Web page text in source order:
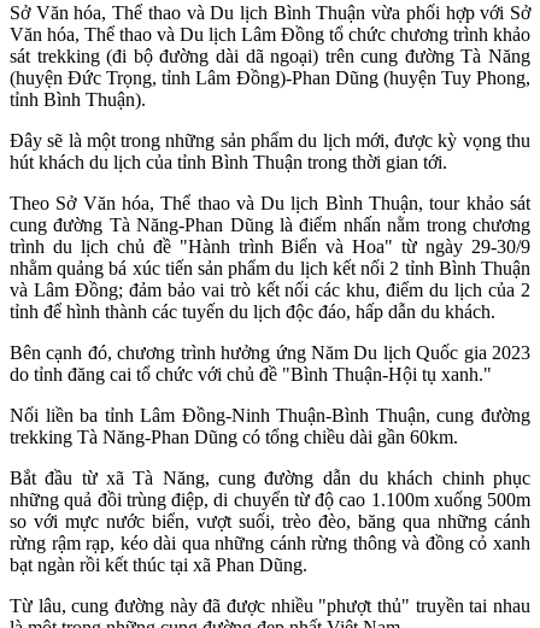
Sở Văn hóa, Thể thao và Du lịch Bình Thuận vừa phối hợp với Sở
Văn hóa, Thể thao và Du lịch Lâm Đồng tổ chức chương trình khảo
sát trekking (đi bộ đường dài dã ngoại) trên cung đường Tà Năng
(huyện Đức Trọng, tỉnh Lâm Đồng)-Phan Dũng (huyện Tuy Phong,
tỉnh Bình Thuận).
Đây sẽ là một trong những sản phẩm du lịch mới, được kỳ vọng thu
hút khách du lịch của tỉnh Bình Thuận trong thời gian tới.
Theo Sở Văn hóa, Thể thao và Du lịch Bình Thuận, tour khảo sát
cung đường Tà Năng-Phan Dũng là điểm nhấn nằm trong chương
trình du lịch chủ đề "Hành trình Biển và Hoa" từ ngày 29-30/9
nhằm quảng bá xúc tiến sản phẩm du lịch kết nối 2 tỉnh Bình Thuận
và Lâm Đồng; đảm bảo vai trò kết nối các khu, điểm du lịch của 2
tỉnh để hình thành các tuyến du lịch độc đáo, hấp dẫn du khách.
Bên cạnh đó, chương trình hưởng ứng Năm Du lịch Quốc gia 2023
do tỉnh đăng cai tổ chức với chủ đề "Bình Thuận-Hội tụ xanh."
Nối liền ba tỉnh Lâm Đồng-Ninh Thuận-Bình Thuận, cung đường
trekking Tà Năng-Phan Dũng có tổng chiều dài gần 60km.
Bắt đầu từ xã Tà Năng, cung đường dẫn du khách chinh phục
những quả đồi trùng điệp, di chuyển từ độ cao 1.100m xuống 500m
so với mực nước biển, vượt suối, trèo đèo, băng qua những cánh
rừng rậm rạp, kéo dài qua những cánh rừng thông và đồng cỏ xanh
bạt ngàn rồi kết thúc tại xã Phan Dũng.
Từ lâu, cung đường này đã được nhiều "phượt thủ" truyền tai nhau